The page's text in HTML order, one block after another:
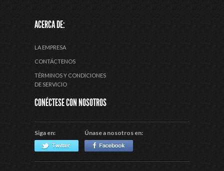
ACERCA DE:
LA EMPRESA
CONTÁCTENOS
TÉRMINOS Y CONDICIONES
DE SERVICIO
CONÉCTESE CON NOSOTROS
Siga en: Únase a nosotros en: